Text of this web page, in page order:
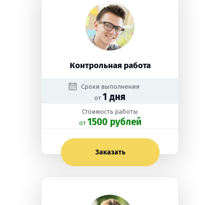
Контрольная работа
Сроки выполнения
от 1 дня
Стоимость работы
oт 1500 рублей
Заказать